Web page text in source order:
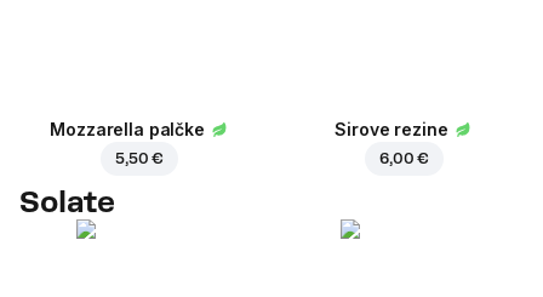
Mozzarella palčke
5,50 €
Sirove rezine
6,00 €
Solate